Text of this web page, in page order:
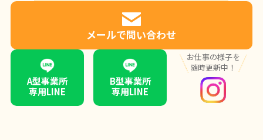
メールで問い合わせ
A型事業所
専用LINE
B型事業所
専用LINE
お仕事の様子を
随時更新中！